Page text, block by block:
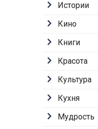
Истории
Кино
Книги
Красота
Культура
Кухня
Мудрость